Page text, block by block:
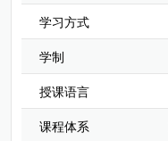
学习方式
学制
授课语言
课程体系